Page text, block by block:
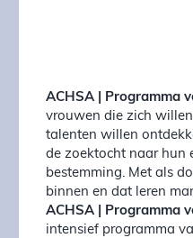
ACHSA | Programma
vrouwen die zich
talenten willen
de zoektocht naar hun
bestemming. Met als
binnen en dat leren
ACHSA | Programma
intensief programma